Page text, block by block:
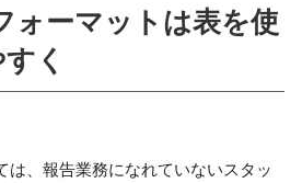
ーマットは表を使
く
は、報告業務になれていないスタッ